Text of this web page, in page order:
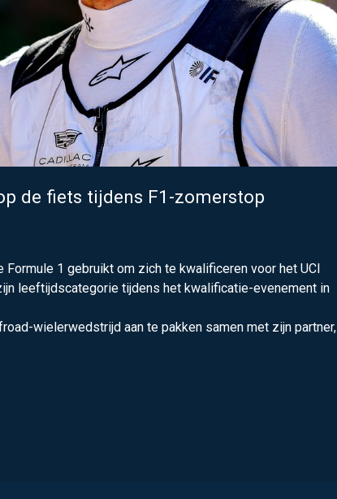
de fiets tijdens F1-zomerstop
1 gebruikt om zich te kwalificeren voor het UCI
leeftijdscategorie tijdens het kwalificatie-evenement in
wielerwedstrijd aan te pakken samen met zijn partner,